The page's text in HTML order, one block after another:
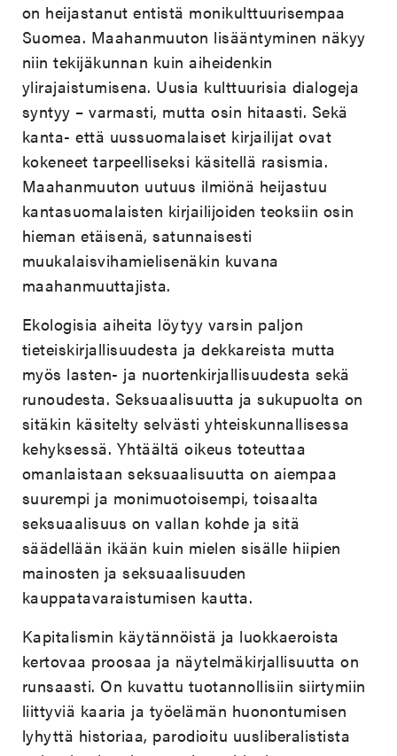
on heijastanut entistä monikulttuurisempaa
Suomea. Maahanmuuton lisääntyminen näkyy
niin tekijäkunnan kuin aiheidenkin
ylirajaistumisena. Uusia kulttuurisia dialogeja
syntyy – varmasti, mutta osin hitaasti. Sekä
kanta- että uussuomalaiset kirjailijat ovat
kokeneet tarpeelliseksi käsitellä rasismia.
Maahanmuuton uutuus ilmiönä heijastuu
kantasuomalaisten kirjailijoiden teoksiin osin
hieman etäisenä, satunnaisesti
muukalaisvihamielisenäkin kuvana
maahanmuuttajista.
Ekologisia aiheita löytyy varsin paljon
tieteiskirjallisuudesta ja dekkareista mutta
myös lasten- ja nuortenkirjallisuudesta sekä
runoudesta. Seksuaalisuutta ja sukupuolta on
sitäkin käsitelty selvästi yhteiskunnallisessa
kehyksessä. Yhtäältä oikeus toteuttaa
omanlaistaan seksuaalisuutta on aiempaa
suurempi ja monimuotoisempi, toisaalta
seksuaalisuus on vallan kohde ja sitä
säädellään ikään kuin mielen sisälle hiipien
mainosten ja seksuaalisuuden
kauppatavaraistumisen kautta.
Kapitalismin käytännöistä ja luokkaeroista
kertovaa proosaa ja näytelmäkirjallisuutta on
runsaasti. On kuvattu tuotannollisiin siirtymiin
liittyviä kaaria ja työelämän huonontumisen
lyhyttä historiaa, parodioitu uusliberalistista